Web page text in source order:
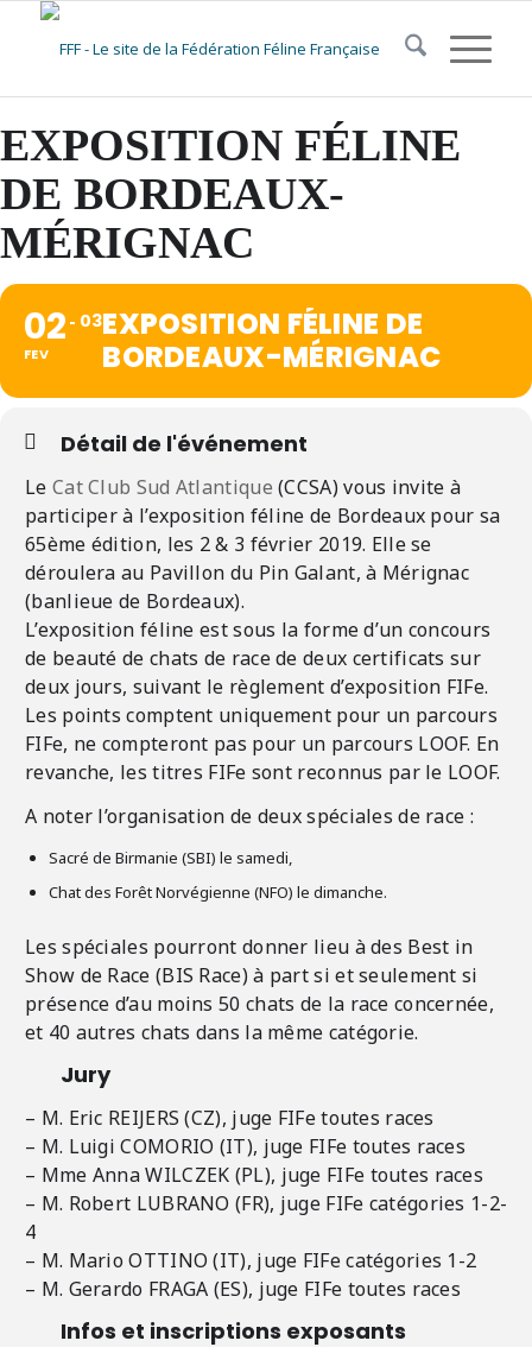
EXPOSITION FÉLINE
DE BORDEAUX-
MÉRIGNAC
02
FEV
03EXPOSITION FÉLINE DE
BORDEAUX-MÉRIGNAC
Détail de l'événement
Le Cat Club Sud Atlantique (CCSA) vous invite à
participer à l’exposition féline de Bordeaux pour sa
65ème édition, les 2 & 3 février 2019. Elle se
déroulera au Pavillon du Pin Galant, à Mérignac
(banlieue de Bordeaux).
L’exposition féline est sous la forme d’un concours
de beauté de chats de race de deux certificats sur
deux jours, suivant le règlement d’exposition FIFe.
Les points comptent uniquement pour un parcours
FIFe, ne compteront pas pour un parcours LOOF. En
revanche, les titres FIFe sont reconnus par le LOOF.
A noter l’organisation de deux spéciales de race :
Sacré de Birmanie (SBI) le samedi,
Chat des Forêt Norvégienne (NFO) le dimanche.
Les spéciales pourront donner lieu à des Best in
Show de Race (BIS Race) à part si et seulement si
présence d’au moins 50 chats de la race concernée,
et 40 autres chats dans la même catégorie.
Jury
– M. Eric REIJERS (CZ), juge FIFe toutes races
– M. Luigi COMORIO (IT), juge FIFe toutes races
– Mme Anna WILCZEK (PL), juge FIFe toutes races
– M. Robert LUBRANO (FR), juge FIFe catégories 1-2-
4
– M. Mario OTTINO (IT), juge FIFe catégories 1-2
– M. Gerardo FRAGA (ES), juge FIFe toutes races
Infos et inscriptions exposants